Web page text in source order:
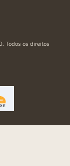
Todos os direitos